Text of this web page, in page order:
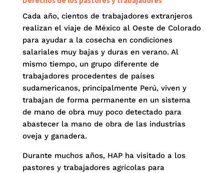
Cada año, cientos de trabajadores extranjeros
realizan el viaje de México al Oeste de Colorado
para ayudar a la cosecha en condiciones
salariales muy bajas y duras en verano. Al
mismo tiempo, un grupo diferente de
trabajadores procedentes de países
sudamericanos, principalmente Perú, viven y
trabajan de forma permanente en un sistema
de mano de obra muy poco detectado para
abastecer la mano de obra de las industrias
oveja y ganadera.
Durante muchos años, HAP ha visitado a los
pastores y trabajadores agrícolas para